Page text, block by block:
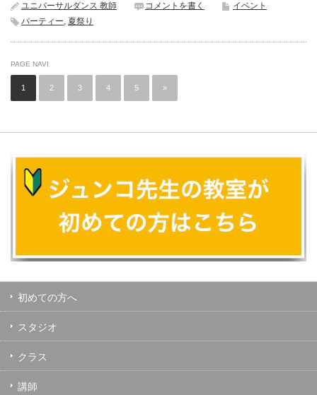
ユニバーサルダンス 教師 コメントを書く
イベント
パーティー, 夏祭り
PAGE NAVI
1 2 3 4 5 »
初めての方へ
スタジオ
クラス
講師